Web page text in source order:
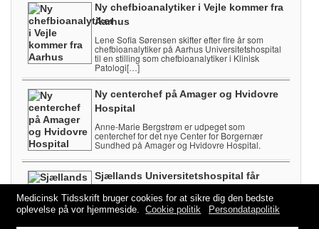
Medicinsk Tidsskrift bruger cookies for at sikre dig den bedste
oplevelse på vor hjemmeside.
Cookie politik Persondatapolitik
Ny chefbioanalytiker i Vejle kommer fra
Aarhus
Lene Sofia Sørensen skifter efter fire år som
chefbioanalytiker på Aarhus Universitetshospital
til en stilling som chefbioanalytiker i Klinisk
Patologi[…]
Ny centerchef på Amager og Hvidovre
Hospital
Anne-Marie Bergstrøm er udpeget som
centerchef for det nye Center for Borgernær
Sundhed på Amager og Hvidovre Hospital.
Sjællands Universitetshospital får
Julie Gehl tiltrådte 1. august som
lærestolsprofessor i klinisk onkologi ved Institut
for Klinisk Medicin på Københavns Universitet.